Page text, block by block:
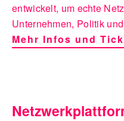
entwickelt, um echte
Unternehmen, Politik
Mehr Infos und